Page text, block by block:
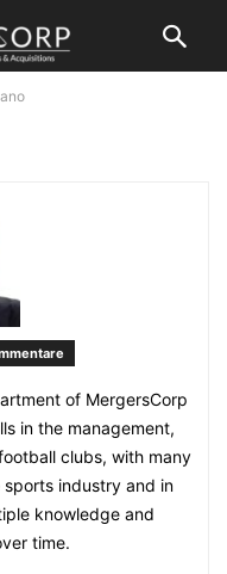
of MergersCorp
in the management,
clubs, with many
industry and in
knowledge and
time.